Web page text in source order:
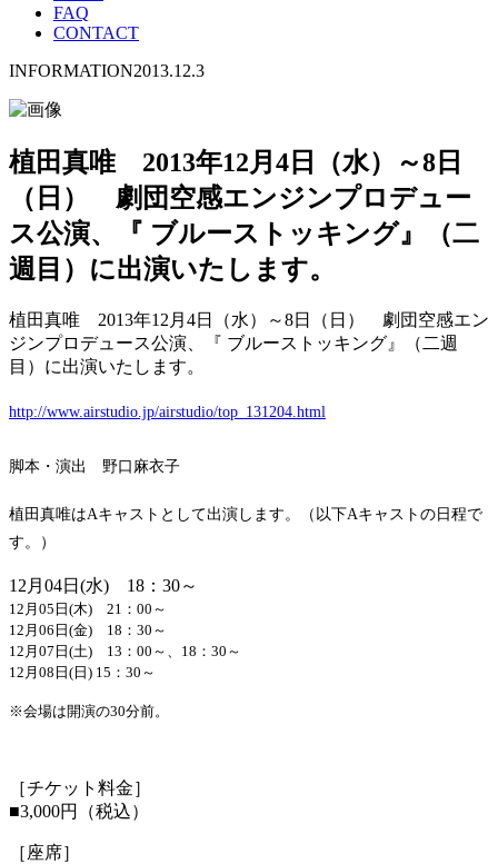
FAQ
CONTACT
INFORMATION2013.12.3
植田真唯 2013年12月4日（水）～8日
（日） 劇団空感エンジンプロデュー
ス公演、『 ブルーストッキング』（二
週目）に出演いたします。
植田真唯 2013年12月4日（水）～8日（日） 劇団空感エン
ジンプロデュース公演、『 ブルーストッキング』（二週
目）に出演いたします。
http://www.airstudio.jp/airstudio/top_131204.html
脚本・演出 野口麻衣子
植田真唯はAキャストとして出演します。（以下Aキャストの日程で
す。）
12月04日(水) 18：30～
12月05日(木) 21：00～
12月06日(金) 18：30～
12月07日(土) 13：00～、18：30～
12月08日(日) 15：30～
※会場は開演の30分前。
［チケット料金］
■3,000円（税込）
［座席］